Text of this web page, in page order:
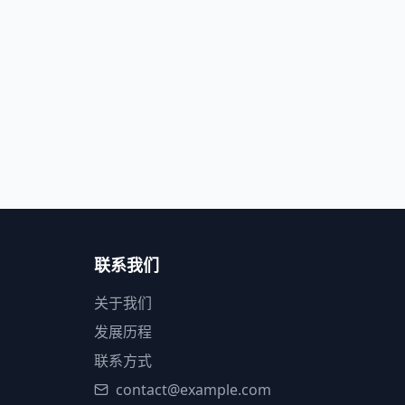
联系我们
关于我们
发展历程
联系方式
contact@example.com